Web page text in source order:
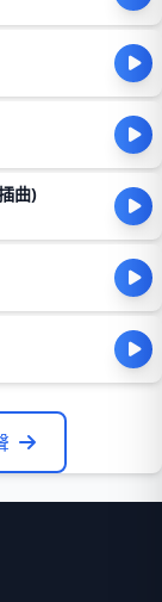
曲)